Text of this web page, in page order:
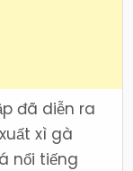
đã diễn ra
xì gà
nổi tiếng